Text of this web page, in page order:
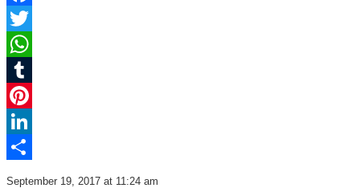
Facebook
Twitter
WhatsApp
Tumblr
Pinterest
LinkedIn
Share
September 19, 2017 at 11:24 am